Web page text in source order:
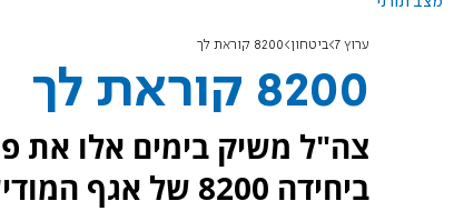
ערוץ 7 ביטחון 8200 קוראת לך
8200 קוראת לך
צה"ל משיק בימים אלו את
ביחידה 8200 של אגף המודיעין.